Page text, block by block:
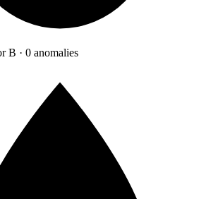
B · 0 anomalies